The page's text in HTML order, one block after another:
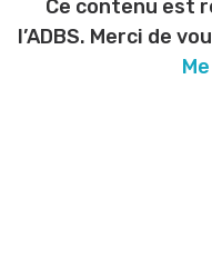
Ce contenu est
l’ADBS. Merci de